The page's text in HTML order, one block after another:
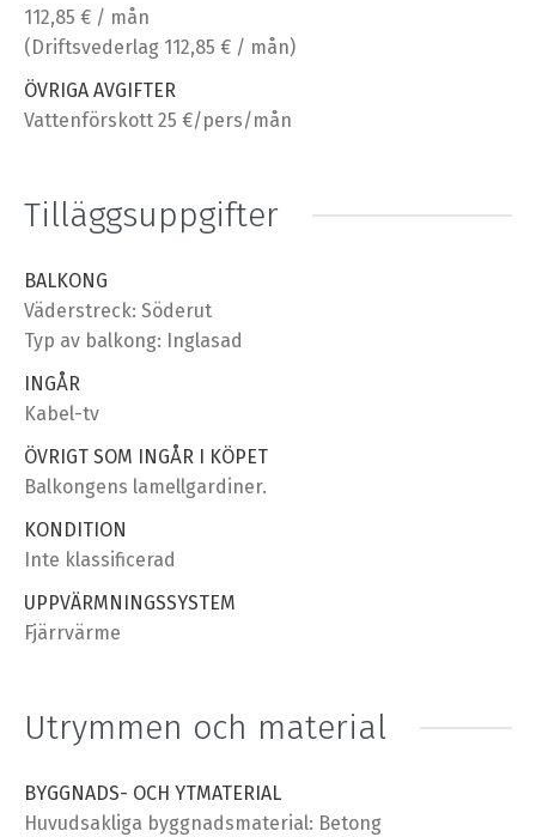
112,85 € / mån
(Driftsvederlag 112,85 € / mån)
ÖVRIGA AVGIFTER
Vattenförskott 25 €/pers/mån
Tilläggsuppgifter
BALKONG
Väderstreck: Söderut
Typ av balkong: Inglasad
INGÅR
Kabel-tv
ÖVRIGT SOM INGÅR I KÖPET
Balkongens lamellgardiner.
KONDITION
Inte klassificerad
UPPVÄRMNINGSSYSTEM
Fjärrvärme
Utrymmen och material
BYGGNADS- OCH YTMATERIAL
Huvudsakliga byggnadsmaterial: Betong